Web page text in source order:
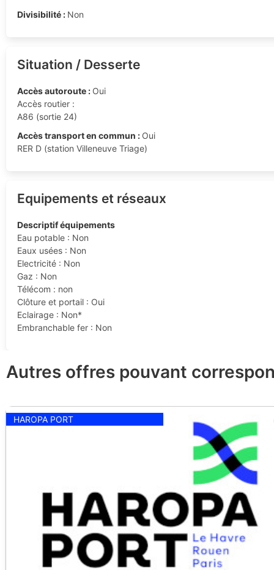
Divisibilité : Non
Situation / Desserte
Accès autoroute : Oui
Accès routier :
A86 (sortie 24)
Accès transport en commun : Oui
RER D (station Villeneuve Triage)
Equipements et réseaux
Descriptif équipements
Eau potable : Non
Eaux usées : Non
Electricité : Non
Gaz : Non
Télécom : non
Clôture et portail : Oui
Eclairage : Non*
Embranchable fer : Non
Autres offres pouvant
HAROPA PORT